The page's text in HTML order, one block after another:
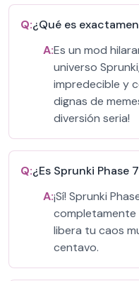
Q:¿Qué es
A:Es un mod
universo
impredecible y
dignas de
diversión seria!
Q:¿Es Sprunki Phase
A:¡Sí! Sprunki
completamente
libera tu caos
centavo.